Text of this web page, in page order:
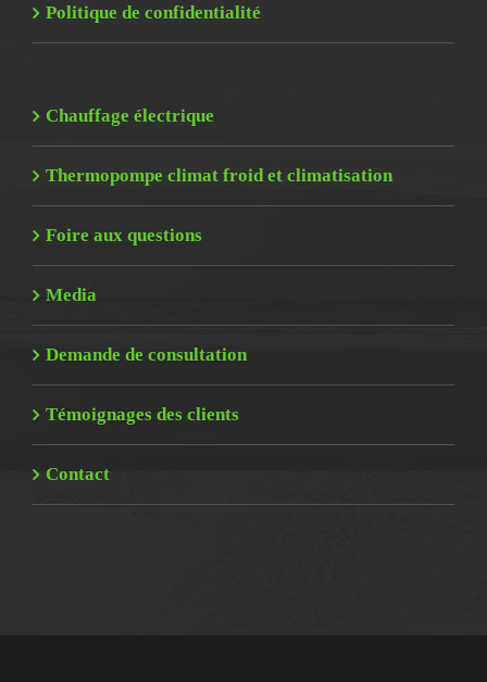
Politique de confidentialité
Chauffage électrique
Thermopompe climat froid et climatisation
Foire aux questions
Media
Demande de consultation
Témoignages des clients
Contact